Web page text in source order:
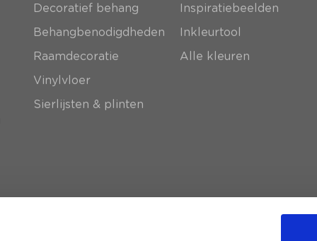
Decoratief behang
Behangbenodigdheden
Raamdecoratie
Vinylvloer
Sierlijsten & plinten
Inspiratiebeelden
Inkleurtool
Alle kleuren